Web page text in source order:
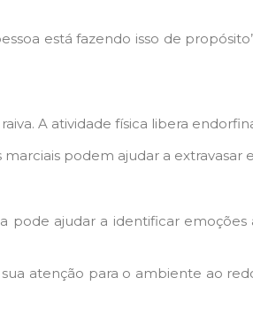
está fazendo isso de
A atividade física libera
podem ajudar a extravasar
pode ajudar a identificar
atenção para o ambiente ao